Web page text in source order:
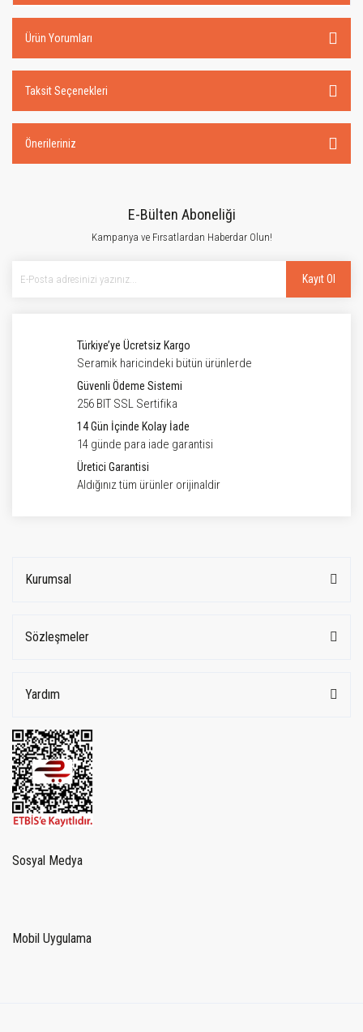
Ürün Yorumları
Taksit Seçenekleri
Önerileriniz
E-Bülten Aboneliği
Kampanya ve Fırsatlardan Haberdar Olun!
Kayıt Ol
Türkiye’ye Ücretsiz Kargo
Seramik haricindeki bütün ürünlerde
Güvenli Ödeme Sistemi
256 BIT SSL Sertifika
14 Gün İçinde Kolay İade
14 günde para iade garantisi
Üretici Garantisi
Aldığınız tüm ürünler orijinaldir
Kurumsal
Sözleşmeler
Yardım
Sosyal Medya
Mobil Uygulama